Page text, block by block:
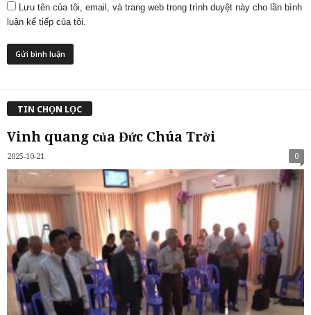
Lưu tên của tôi, email, và trang web trong trình duyệt này cho lần bình
luận kế tiếp của tôi.
TIN CHỌN LỌC
Vinh quang của Đức Chúa Trời
2025-10-21 0